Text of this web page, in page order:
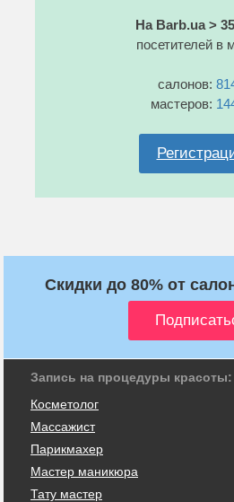
На Barb.ua >
посетителей в
салонов:
мастеров:
Скидки до 80% от
Запись на процедуры красоты:
Косметолог
Массажист
Парикмахер
Мастер маникюра
Тату мастер